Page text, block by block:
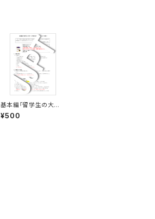
基本編「留学生の大学・
大学院の面接対策」こ
れで合格！改訂版 PD
¥500